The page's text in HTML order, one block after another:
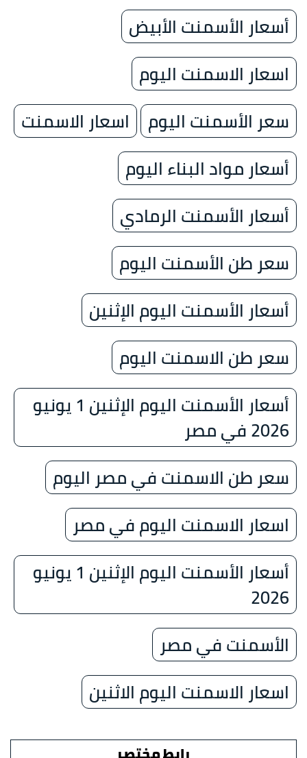
أسعار الأسمنت الأبيض
اسعار الاسمنت اليوم
سعر الأسمنت اليوم
اسعار الاسمنت
أسعار مواد البناء اليوم
أسعار الأسمنت الرمادي
سعر طن الأسمنت اليوم
أسعار الأسمنت اليوم الإثنين
سعر طن الاسمنت اليوم
أسعار الأسمنت اليوم الإثنين 1 يونيو
2026 في مصر
سعر طن الاسمنت في مصر اليوم
اسعار الاسمنت اليوم في مصر
أسعار الأسمنت اليوم الإثنين 1 يونيو
2026
الأسمنت في مصر
اسعار الاسمنت اليوم الاثنين